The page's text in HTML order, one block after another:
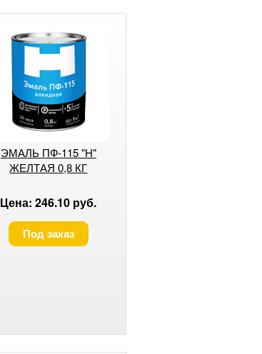
ЭМАЛЬ ПФ-115 "H"
ЖЕЛТАЯ 0,8 КГ
Цена: 246.10 руб.
Под заказ